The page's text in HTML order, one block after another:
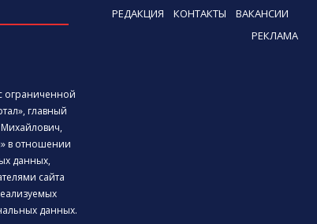
РЕДАКЦИЯ КОНТАКТЫ
ВАКАНСИИ
РЕКЛАМА
ограниченной
главный
в отношении
данных,
сайта
данных.